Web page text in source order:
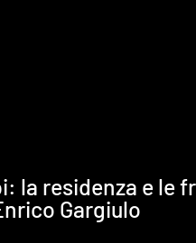
la residenza e le
Gargiulo